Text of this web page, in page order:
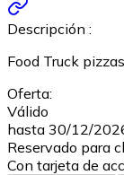
Descripción :
Food Truck
Oferta:
Válido
hasta 30/12/
Reservado para
Con tarjeta de